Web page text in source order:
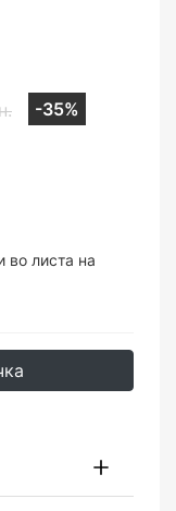
-35%
во листа на